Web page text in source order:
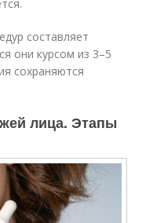
составляет
они курсом из 3–5
сохраняются
лица. Этапы